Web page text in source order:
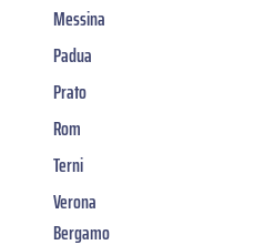
Messina
Padua
Prato
Rom
Terni
Verona
Bergamo